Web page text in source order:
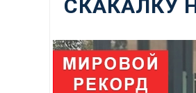
СКАКАЛКУ